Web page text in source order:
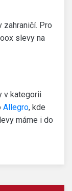
zahraničí. Pro
slevy na
v kategorii
Allegro, kde
máme i do